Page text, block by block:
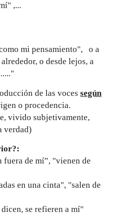
,...
mi pensamiento", o a
o desde lejos, a
de las vocessegún
o procedencia.
vivido subjetivamente,
verdad)
fuera de mí”, "vienen de
en una cinta", "salen de
se refieren a mí"